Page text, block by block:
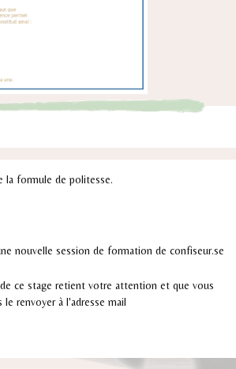
la formule de politesse.
nouvelle session de formation de confiseur.se
ce stage retient votre attention et que vous
le renvoyer à l'adresse mail